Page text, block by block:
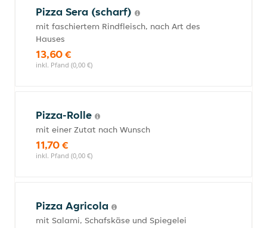
Pizza Sera (scharf)
mit faschiertem Rindfleisch, nach Art des
Hauses
13,60 €
inkl. Pfand (0,00 €)
Pizza-Rolle
mit einer Zutat nach Wunsch
11,70 €
inkl. Pfand (0,00 €)
Pizza Agricola
mit Salami, Schafskäse und Spiegelei